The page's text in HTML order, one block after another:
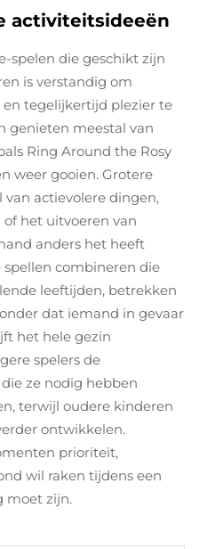
activiteitsideeën
spelen die geschikt zijn
is verstandig om
tegelijkertijd plezier te
genieten meestal van
Ring Around the Rosy
weer gooien. Grotere
actievolere dingen,
het uitvoeren van
anders het heeft
spellen combineren die
leeftijden, betrekken
dat iemand in gevaar
het hele gezin
spelers de
ze nodig hebben
terwijl oudere kinderen
ontwikkelen.
prioriteit,
wil raken tijdens een
moet zijn.